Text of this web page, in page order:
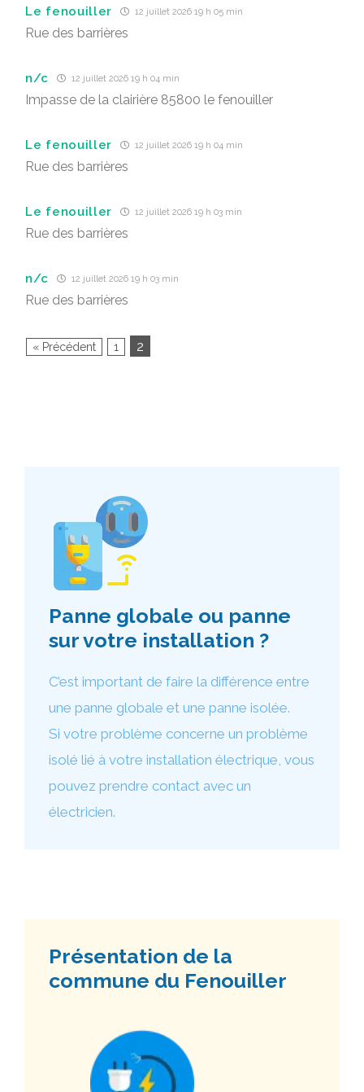
Le fenouiller 12 juillet 2026 19 h 05 min
Rue des barrières
n/c 12 juillet 2026 19 h 04 min
Impasse de la clairière 85800 le fenouiller
Le fenouiller 12 juillet 2026 19 h 04 min
Rue des barrières
Le fenouiller 12 juillet 2026 19 h 03 min
Rue des barrières
n/c 12 juillet 2026 19 h 03 min
Rue des barrières
« Précédent 1 2
Panne globale ou panne
sur votre installation ?
C’est important de faire la différence entre
une panne globale et une panne isolée.
Si votre problème concerne un problème
isolé lié à votre installation électrique, vous
pouvez prendre contact avec un
électricien.
Présentation de la
commune du Fenouiller